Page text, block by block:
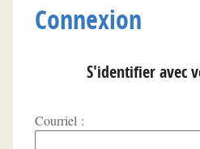
Connexion
S'identifier avec
Courriel :